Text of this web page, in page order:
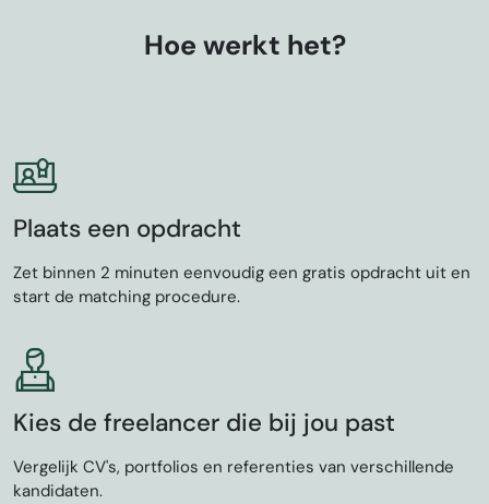
Hoe werkt het?
Plaats een opdracht
Zet binnen 2 minuten eenvoudig een gratis opdracht uit en
start de matching procedure.
Kies de freelancer die bij jou past
Vergelijk CV's, portfolios en referenties van verschillende
kandidaten.